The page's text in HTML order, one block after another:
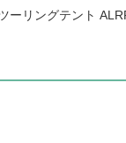
ーリングテント